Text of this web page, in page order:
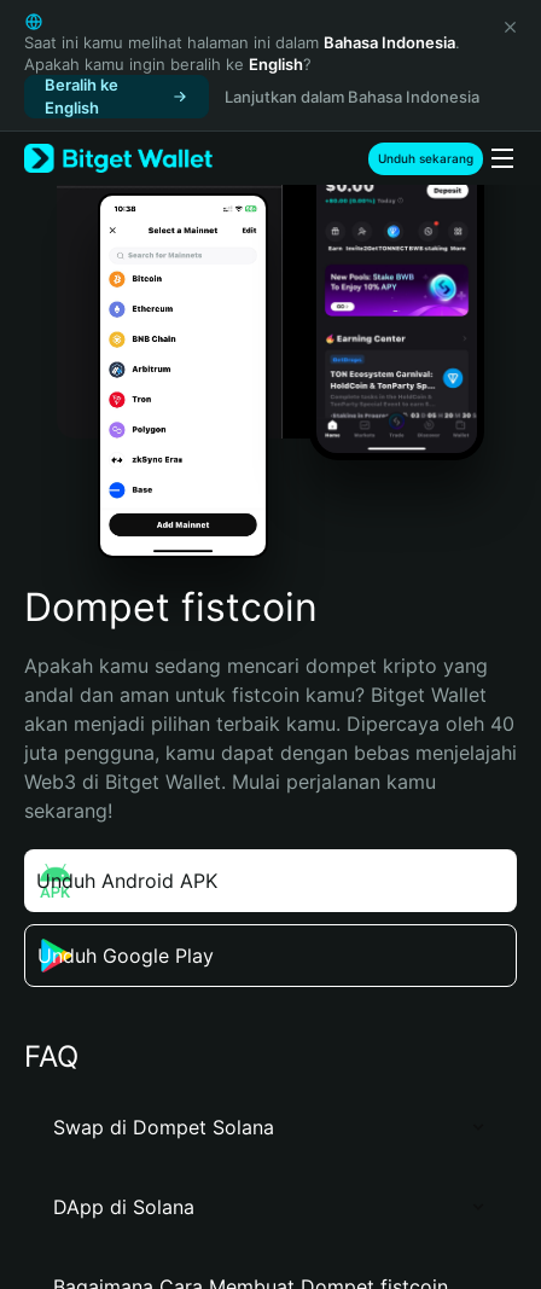
English
日本語
Tiếng Việt
Русский
Español (Latinoamérica)
Türkçe
Italiano
Português (Portugal)
Bahasa Indonesia
Português (Brasil)
Español (Argentina)
Saat ini kamu melihat halaman ini dalam Bahasa Indonesia.
Apakah kamu ingin beralih ke English?
Beralih ke
English
Lanjutkan dalam Bahasa Indonesia
Unduh sekarang
Dompet fistcoin
Apakah kamu sedang mencari dompet kripto yang
andal dan aman untuk fistcoin kamu? Bitget Wallet
akan menjadi pilihan terbaik kamu. Dipercaya oleh 40
juta pengguna, kamu dapat dengan bebas menjelajahi
Web3 di Bitget Wallet. Mulai perjalanan kamu
sekarang!
Unduh Android APK
Unduh Google Play
FAQ
Swap di Dompet Solana
DApp di Solana